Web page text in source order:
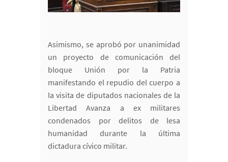
Asimismo, se aprobó por unanimidad
un proyecto de comunicación del
bloque Unión por la Patria
manifestando el repudio del cuerpo a
la visita de diputados nacionales de la
Libertad Avanza a ex militares
condenados por delitos de lesa
humanidad durante la última
dictadura cívico militar.